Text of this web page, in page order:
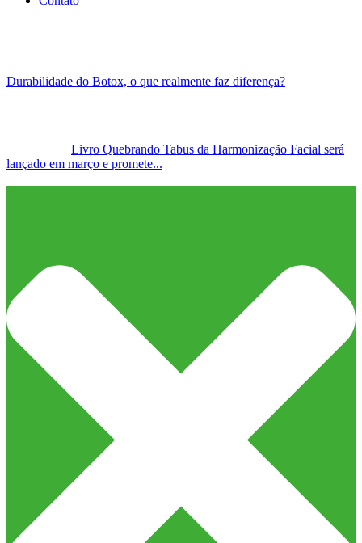
Durabilidade do Botox, o que realmente faz diferença?
Livro Quebrando Tabus da Harmonização Facial será
lançado em março e promete...